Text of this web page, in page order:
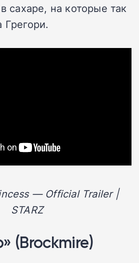
сахаре, на которые так
— Official Trailer |
STARZ
(Brockmire)